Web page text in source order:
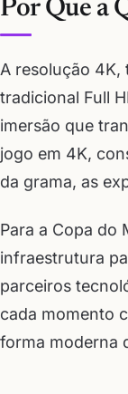
Por Que a
A resolução 4K,
tradicional Full
imersão que
jogo em 4K,
da grama, as
Para a Copa do
infraestrutura
parceiros
cada momento
forma moderna